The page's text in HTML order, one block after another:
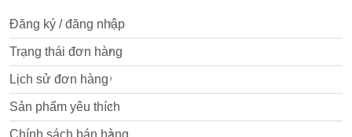
Đăng ký / đăng nhập
Trạng thái đơn hàng
Lịch sử đơn hàng
Sản phẩm yêu thích
Chính sách bán hàng